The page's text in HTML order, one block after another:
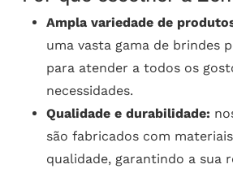
Ampla variedade de
uma vasta gama de brindes
para atender a todos os
necessidades.
Qualidade e durabilidade:
são fabricados com
qualidade, garantindo a sua